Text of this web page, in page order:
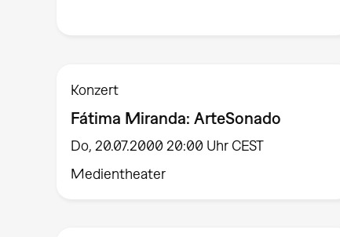
Konzert
Fátima Miranda: ArteSonado
Do, 20.07.2000 20:00 Uhr CEST
Medientheater